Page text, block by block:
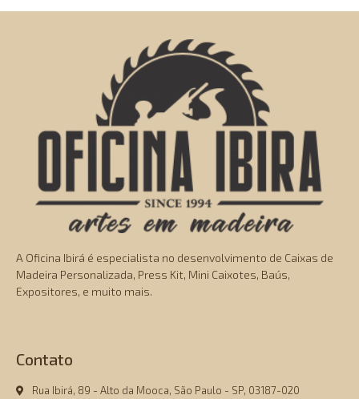
A Oficina Ibirá é especialista no desenvolvimento de Caixas de
Madeira Personalizada, Press Kit, Mini Caixotes, Baús,
Expositores, e muito mais.
Contato
Rua Ibirá, 89 - Alto da Mooca, São Paulo - SP, 03187-020